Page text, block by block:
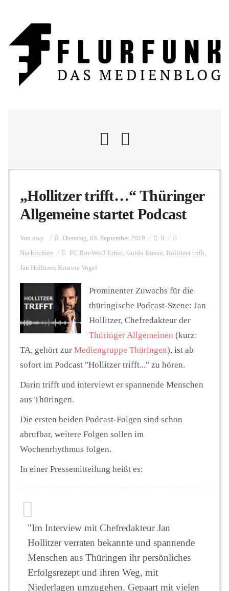
Nachrichten
Flurschelte
Personalien
Hintergrund
FUNKTURM-Beiträge
Unterstützen
„Hollitzer trifft…“ Thüringer
Allgemeine startet Podcast
Von owy Dienstag, 03. September 2019 0
Nachrichten FC Rot-Weiß Erfurt, Guido Kunze, Hollitzer trifft,
Jan Hollitzer, Kristina Vogel
Prominenter Zuwachs für die
thüringische Podcast-Szene: Jan
Hollitzer, Chefredakteur der
Thüringer Allgemeinen (kurz:
TA, gehört zur Mediengruppe Thüringen), ist ab
sofort im Podcast "Hollitzer trifft..." zu hören.
Darin trifft und interviewt er spannende Menschen
aus Thüringen.
Die ersten beiden Podcast-Folgen sind schon
abrufbar, weitere Folgen sollen im
Wochenrhythmus folgen.
In einer Pressemitteilung heißt es:
"Im Interview mit Chefredakteur Jan
Hollitzer verraten bekannte und spannende
Menschen aus Thüringen ihr persönliches
Erfolgsrezept und ihren Weg, mit
Niederlagen umzugehen. Gepaart mit vielen